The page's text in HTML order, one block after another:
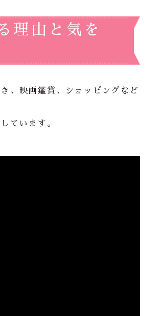
理由と気を
、映画鑑賞、ショッピングなど
ています。